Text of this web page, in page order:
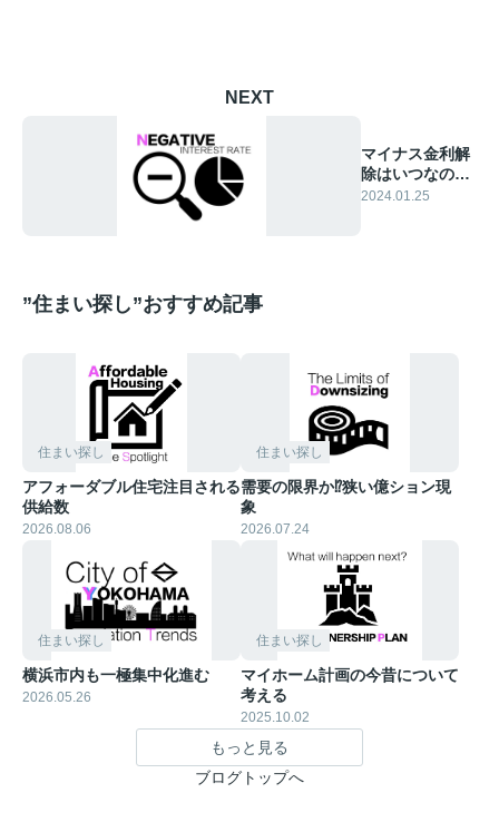
NEXT
マイナス金利解
除はいつなの
か⁉︎
2024.01.25
”住まい探し”おすすめ記事
住まい探し
アフォーダブル住宅注目される
供給数
2026.08.06
住まい探し
需要の限界か⁉︎狭い億ション現
象
2026.07.24
住まい探し
横浜市内も一極集中化進む
2026.05.26
住まい探し
マイホーム計画の今昔について
考える
2025.10.02
もっと見る
ブログトップへ